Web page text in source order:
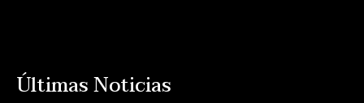
Últimas Noticias